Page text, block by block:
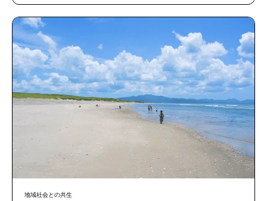
地域社会との共生